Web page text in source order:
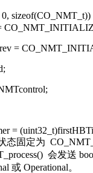
0, sizeof(CO_NMT_t))
=
= (uint32_t
态固定为
会发送
或 Operational。